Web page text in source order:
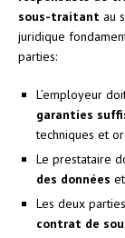
sous-traitant au
juridique
parties:
L’employeur
garanties
techniques et
Le prestataire
des données
Les deux
contrat de